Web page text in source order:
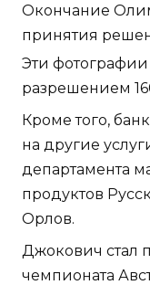
Окончание
принятия
Эти фотографии
разрешением
Кроме того,
на другие
департамента
продуктов
Орлов.
Джокович стал
чемпионата